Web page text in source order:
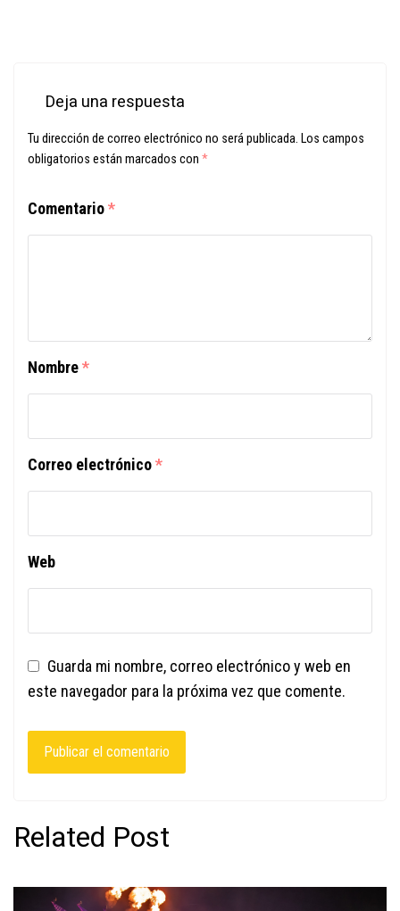
Deja una respuesta
Tu dirección de correo electrónico no será publicada. Los campos
obligatorios están marcados con *
Comentario*
Nombre*
Correo electrónico*
Web
Guarda mi nombre, correo electrónico y web en
este navegador para la próxima vez que comente.
Related Post